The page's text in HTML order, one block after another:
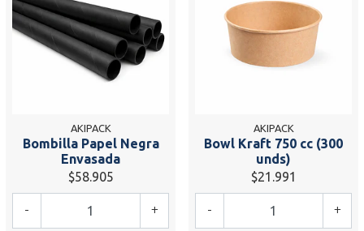
AKIPACK
Bombilla Papel Negra
Envasada
$58.905
+
-
AKIPACK
Bowl Kraft 750 cc (300
unds)
$21.991
+
-